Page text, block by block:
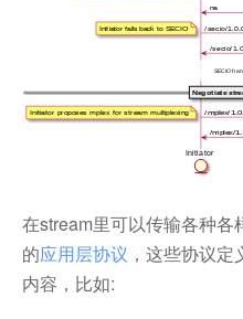
在stream里可以传输各种
的应用层协议 ，这些协议
内容，比如: